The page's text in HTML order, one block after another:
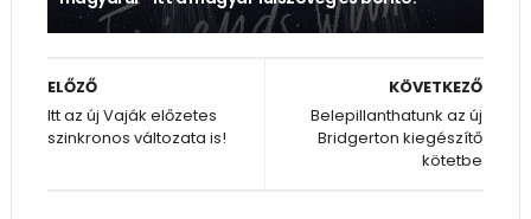
KÖVETKEZŐ
Belepillanthatunk az új
Bridgerton kiegészítő
kötetbe
ELŐZŐ
Itt az új Vaják előzetes
szinkronos változata is!